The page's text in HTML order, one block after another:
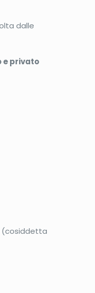
dalle
e privato
(cosiddetta